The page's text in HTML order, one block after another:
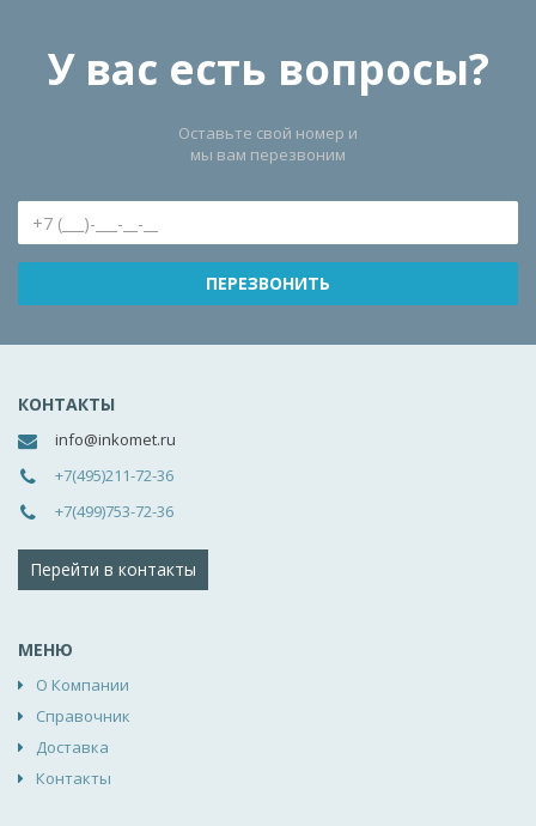
У вас есть вопросы?
Оставьте свой номер и
мы вам перезвоним
КОНТАКТЫ
info@inkomet.ru
+7(495)211-72-36
+7(499)753-72-36
Перейти в контакты
МЕНЮ
О Компании
Справочник
Доставка
Контакты